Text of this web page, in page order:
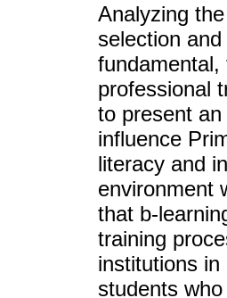
Analyzing
selection
professional
to present
influence
literacy and
environment
that b-
training
institutions
students